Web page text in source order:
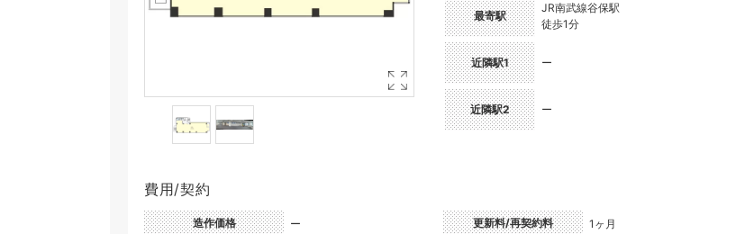
最寄駅
JR南武線谷保駅
徒歩1分
近隣駅1 ー
近隣駅2 ー
費用/契約
造作価格 ー 更新料/再契約料 1ヶ月